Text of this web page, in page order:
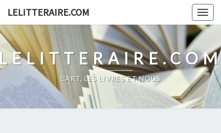
content
LELITTERAIRE.COM
L'ART, LES LIVRES ET NOUS